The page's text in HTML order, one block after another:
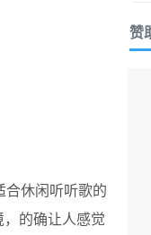
合休闲听听歌的
的确让人感觉
赞